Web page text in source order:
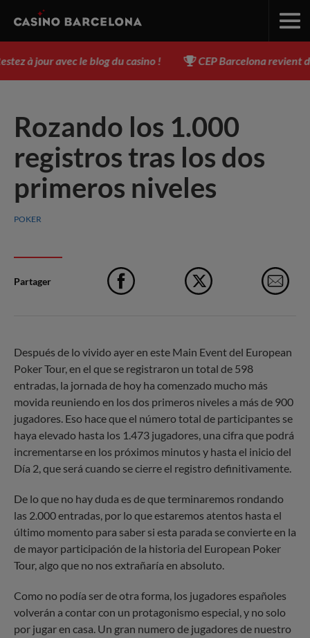
à jour avec le blog du casino ! CEP Barcelona revient du
Rozando los 1.000
registros tras los dos
primeros niveles
POKER
Partager
Después de lo vivido ayer en este Main Event del European
Poker Tour, en el que se registraron un total de 598
entradas, la jornada de hoy ha comenzado mucho más
movida reuniendo en los dos primeros niveles a más de 900
jugadores. Eso hace que el número total de participantes se
haya elevado hasta los 1.473 jugadores, una cifra que podrá
incrementarse en los próximos minutos y hasta el inicio del
Día 2, que será cuando se cierre el registro definitivamente.
De lo que no hay duda es de que terminaremos rondando
las 2.000 entradas, por lo que estaremos atentos hasta el
último momento para saber si esta parada se convierte en la
de mayor participación de la historia del European Poker
Tour, algo que no nos extrañaría en absoluto.
Como no podía ser de otra forma, los jugadores españoles
volverán a contar con un protagonismo especial, y no solo
por jugar en casa. Un gran numero de jugadores de nuestro